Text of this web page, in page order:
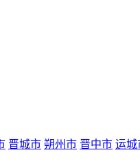
晋城市 朔州市 晋中市 运城